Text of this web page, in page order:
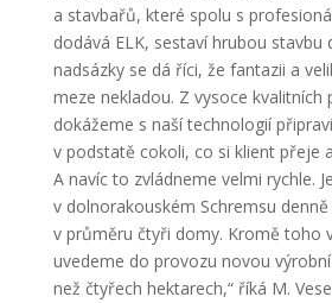
a stavbařů, které spolu s
dodává ELK, sestaví hrubou stavbu
nadsázky se dá říci, že fantazii a
meze nekladou. Z vysoce kvalitních
dokážeme s naší technologií
v podstatě cokoli, co si klient přeje
A navíc to zvládneme velmi rychle.
v dolnorakouském Schremsu
v průměru čtyři domy. Kromě toho
uvedeme do provozu novou
než čtyřech hektarech,“ říká M.